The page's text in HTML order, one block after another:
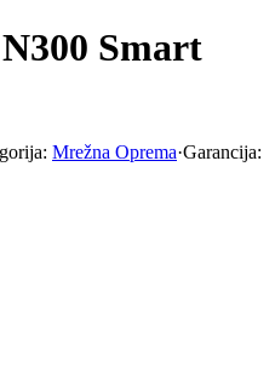
Smart
Mrežna Oprema·Garancija: